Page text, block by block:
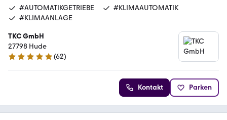
#AUTOMATIKGETRIEBE
#KLIMAAUTOMATIK
#KLIMAANLAGE
TKC GmbH
27798 Hude
5 Sterne
(62)
Kontakt Parken